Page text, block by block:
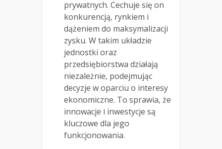
prywatnych. Cechuje się on
konkurencją, rynkiem i
dążeniem do maksymalizacji
zysku. W takim układzie
jednostki oraz
przedsiębiorstwa działają
niezależnie, podejmując
decyzje w oparciu o interesy
ekonomiczne. To sprawia, że
innowacje i inwestycje są
kluczowe dla jego
funkcjonowania.